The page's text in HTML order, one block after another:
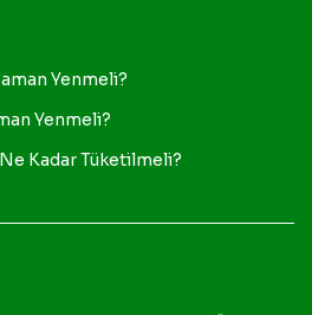
Yenmeli?
Yenmeli?
Kadar Tüketilmeli?